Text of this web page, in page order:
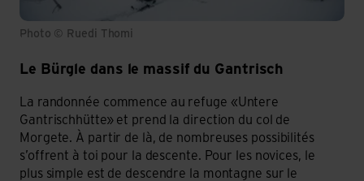
Photo © Ruedi Thomi
Le Bürgle dans le massif du Gantrisch
La randonnée commence au refuge «Untere
Gantrischhütte» et prend la direction du col de
Morgete. À partir de là, de nombreuses possibilités
s’offrent à toi pour la descente. Pour les novices, le
plus simple est de descendre la montagne sur le